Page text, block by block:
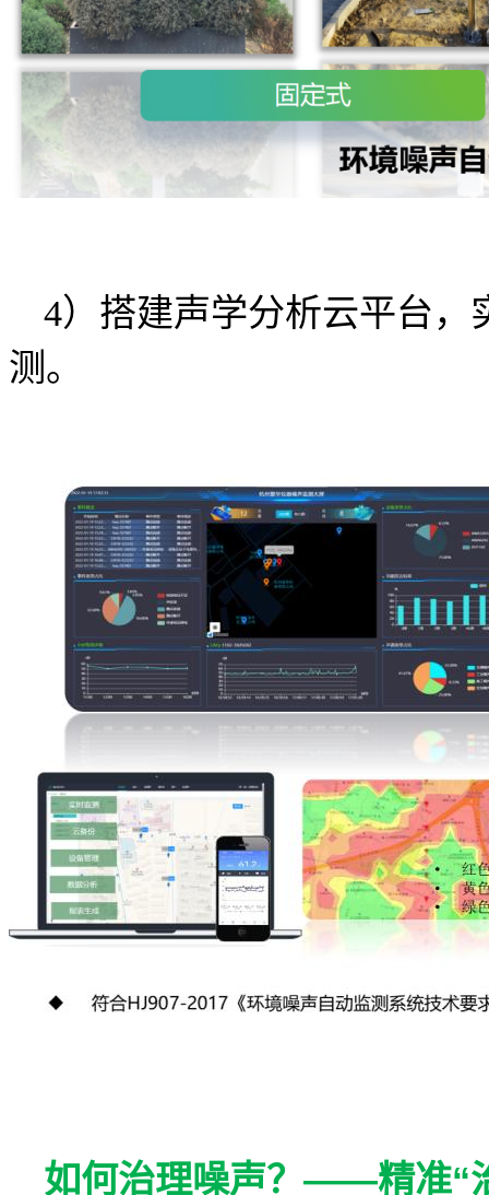
4）搭建声学分析云平台
测。
如何治理噪声？——精准“